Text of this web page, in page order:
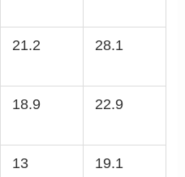
21.2 28.1
18.9 22.9
13 19.1